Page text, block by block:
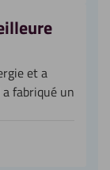
et a
fabriqué un